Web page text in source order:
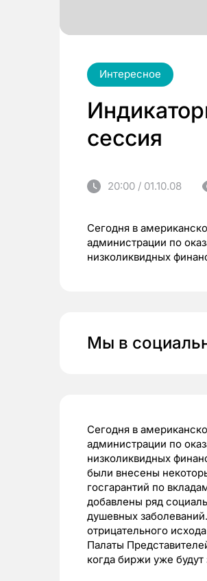
Интересное
сессия
20:00 / 01.10.08
Сегодня в
администрации по
низколиквидных
Мы в
Сегодня в
администрации по
низколиквидных
были внесены
госгарантий по
добавлены ряд
душевных
отрицательного
Палаты
когда биржи уже будут